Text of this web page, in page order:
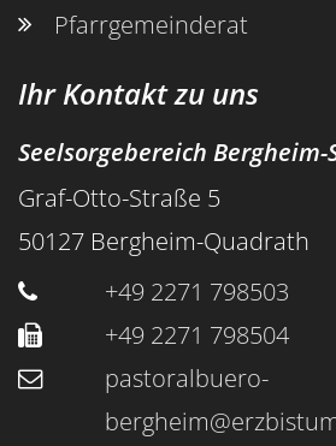
Pfarrgemeinderat
Ihr Kontakt zu uns
Seelsorgebereich Bergheim-
Graf-Otto-Straße 5
50127 Bergheim-Quadrath
+49 2271 798503
+49 2271 798504
pastoralbuero-